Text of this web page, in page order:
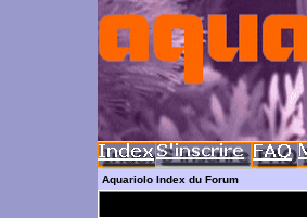
Aquariolo Index du Forum